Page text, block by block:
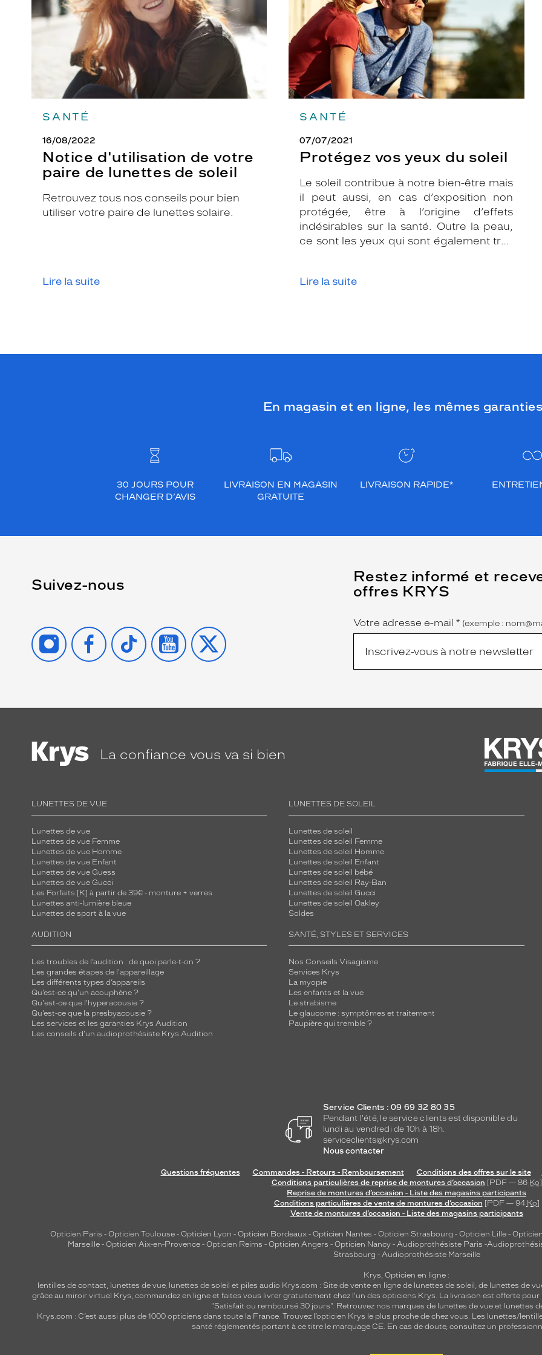
SANTÉ
16/08/2022
Notice d'utilisation de votre
paire de lunettes de soleil
Retrouvez tous nos conseils pour bien
utiliser votre paire de lunettes solaire.
Lire la suite
lunettes
de
SANTÉ
07/07/2021
Protégez vos yeux du soleil
Le soleil contribue à notre bien-être mais
il peut aussi, en cas d’exposition non
protégée, être à l’origine d’effets
indésirables sur la santé. Outre la peau,
ce sont les yeux qui sont également très
que le temps est couvert, il est donc
Lire la suite
En magasin et en ligne, les mêmes
30 JOURS POUR
CHANGER D’AVIS
LIVRAISON EN MAGASIN
GRATUITE
LIVRAISON RAPIDE*
Suivez-nous
INSTAGRAMFACEBOOK
TIKTOK YOUTUBE
X
Restez informé et
offres KRYS
Name
Votre adresse e-mail *
(Ce
champ
est
obligatoire)
(exemple :
La confiance vous va si bien
LUNETTES DE VUE
Lunettes de vue
Lunettes de vue Femme
Lunettes de vue Homme
Lunettes de vue Enfant
Lunettes de vue Guess
Lunettes de vue Gucci
Les Forfaits [K] à partir de 39€ - monture + verres
Lunettes anti-lumière bleue
Lunettes de sport à la vue
LUNETTES DE SOLEIL
Lunettes de soleil
Lunettes de soleil Femme
Lunettes de soleil Homme
Lunettes de soleil Enfant
Lunettes de soleil bébé
Lunettes de soleil Ray-Ban
Lunettes de soleil Gucci
Lunettes de soleil Oakley
Soldes
AUDITION
Les troubles de l’audition : de quoi parle-t-on ?
Les grandes étapes de l'appareillage
Les différents types d’appareils
Qu’est-ce qu'un acouphène ?
Qu'est-ce que l'hyperacousie ?
Qu’est-ce que la presbyacousie ?
Les services et les garanties Krys Audition
Les conseils d'un audioprothésiste Krys Audition
SANTÉ, STYLES ET SERVICES
Nos Conseils Visagisme
Services Krys
La myopie
Les enfants et la vue
Le strabisme
Le glaucome : symptômes et traitement
Paupière qui tremble ?
Service Clients : 09 69 32 80 35
Pendant l'été, le service clients est disponible du
lundi au vendredi de 10h à 18h.
serviceclients@krys.com
Nous contacter
Questions fréquentes Commandes - Retours - Remboursement Conditions des offres sur le site
Conditions particulières de reprise de montures d’occasion [PDF — 86 Ko]
Reprise de montures d’occasion - Liste des magasins participants
Conditions particulières de vente de montures d’occasion [PDF — 94 Ko]
Vente de montures d’occasion - Liste des magasins participants
Opticien Paris - Opticien Toulouse - Opticien Lyon - Opticien Bordeaux - Opticien Nantes - Opticien Strasbourg - Opticien Lille -
Marseille - Opticien Aix-en-Provence - Opticien Reims - Opticien Angers - Opticien Nancy - Audioprothésiste Paris -
Strasbourg - Audioprothésiste Marseille
Krys, Opticien en ligne :
lentilles de contact, lunettes de vue, lunettes de soleil et piles audio Krys.com : Site de vente en ligne de lunettes de soleil, de lunettes de
grâce au miroir virtuel Krys, commandez en ligne et faites vous livrer gratuitement chez l'un des opticiens Krys. La livraison est offerte
"Satisfait ou remboursé 30 jours". Retrouvez nos marques de lunettes de vue et lunettes
Krys.com : C’est aussi plus de 1000 opticiens dans toute la France. Trouvez l’opticien Krys le plus proche de chez vous. Les lunettes/
santé réglementés portant à ce titre le marquage CE. En cas de doute, consultez un